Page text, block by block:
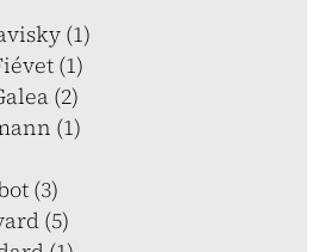
(1)
(1)
(2)
(1)
(3)
(5)